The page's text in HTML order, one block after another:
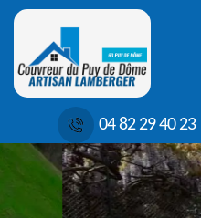
04 82 29 40 23